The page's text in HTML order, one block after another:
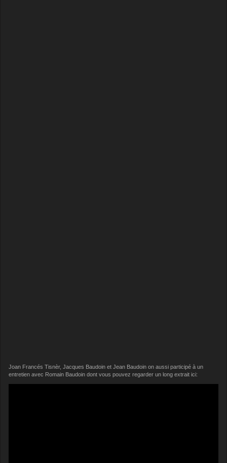
Joan Francés Tisnèr, Jacques Baudoin et Jean Baudoin on aussi participé à un
entretien avec Romain Baudoin dont vous pouvez regarder un long extrait ici: